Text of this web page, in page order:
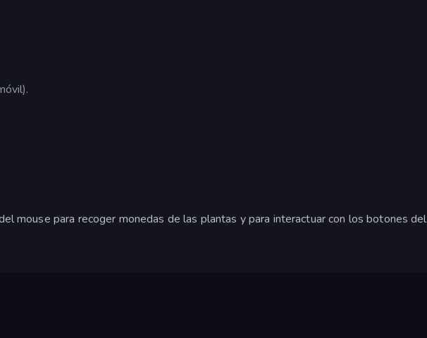
mouse para recoger monedas de las plantas y para interactuar con los botones del